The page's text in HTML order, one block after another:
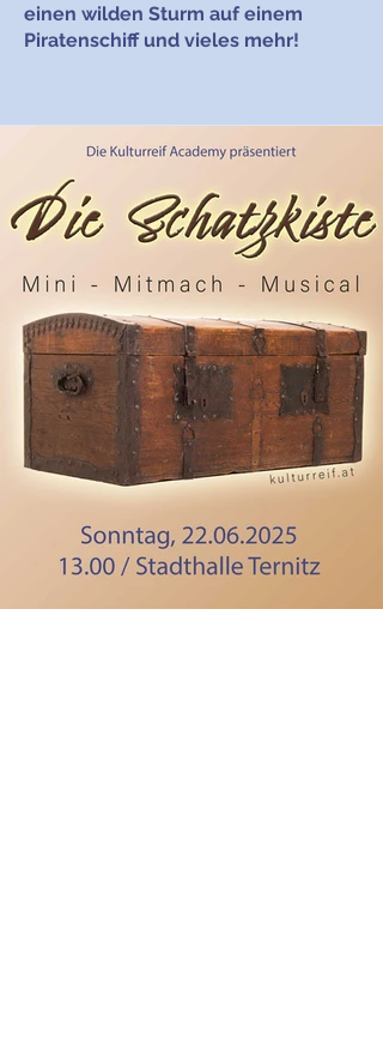
einen wilden Sturm auf einem
Piratenschiff und vieles mehr!